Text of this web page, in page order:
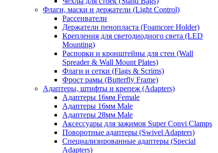
Флаги, маски и держатели (Light Control)
Рассеиватели
Держатели пенопласта (Foamcore Holder)
Крепления для светодиодного света (LED
Mounting)
Распорки и кронштейны для стен (Wall
Spreader & Wall Mount Plates)
Флаги и сетки (Flags & Scrims)
Фрост рамы (Butterfly Frame)
Адаптеры, штифты и крепеж (Adapters)
Адаптеры 16мм Female
Адаптеры 16мм Male
Адаптеры 28мм Male
Аксессуары для зажимов Super Convi Clamps
Поворотные адаптеры (Swivel Adapters)
Специализированные адаптеры (Special
Adapters)